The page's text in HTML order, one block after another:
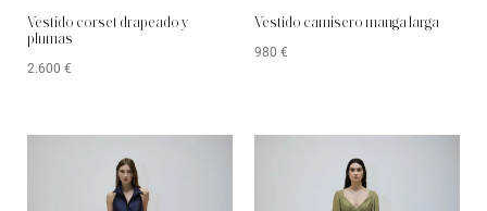
Vestido corset drapeado y
plumas
2.600 €
Vestido camisero manga larga
980 €